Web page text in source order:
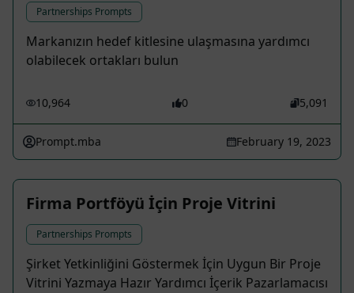
Partnerships Prompts
Markanızın hedef kitlesine ulaşmasına yardımcı
olabilecek ortakları bulun
10,964 0 5,091
Prompt.mba February 19, 2023
Firma Portföyü İçin Proje Vitrini
Partnerships Prompts
Şirket Yetkinliğini Göstermek İçin Uygun Bir Proje
Vitrini Yazmaya Hazır Yardımcı İçerik Pazarlamacısı